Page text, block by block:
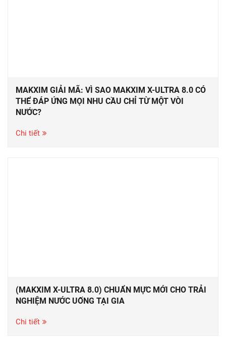
MAKXIM GIẢI MÃ: VÌ SAO MAKXIM X-ULTRA 8.0 CÓ
THỂ ĐÁP ỨNG MỌI NHU CẦU CHỈ TỪ MỘT VÒI
NƯỚC?
Chi tiết
(MAKXIM X-ULTRA 8.0) CHUẨN MỰC MỚI CHO TRẢI
NGHIỆM NƯỚC UỐNG TẠI GIA
Chi tiết